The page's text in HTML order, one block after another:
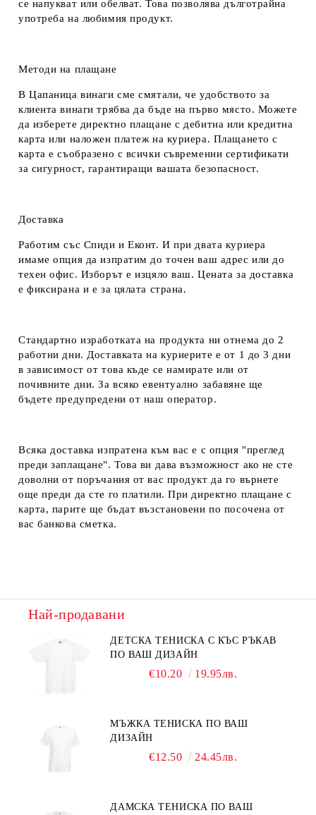
се напукват или обелват. Това позволява дълготрайна
употреба на любимия продукт.
Методи на плащане
В Цапаница винаги сме смятали, че удобството за
клиента винаги трябва да бъде на първо място. Можете
да изберете директно плащане с дебитна или кредитна
карта или наложен платеж на куриера. Плащането с
карта е съобразено с всички съвременни сертификати
за сигурност, гарантиращи вашата безопасност.
Доставка
Работим със Спиди и Еконт. И при двата куриера
имаме опция да изпратим до точен ваш адрес или до
техен офис. Изборът е изцяло ваш. Цената за доставка
е фиксирана и е за цялата страна.
Стандартно изработката на продукта ни отнема до 2
работни дни. Доставката на куриерите е от 1 до 3 дни
в зависимост от това къде се намирате или от
почивните дни. За всяко евентуално забавяне ще
бъдете предупредени от наш оператор.
Всяка доставка изпратена към вас е с опция "преглед
преди заплащане". Това ви дава възможност ако не сте
доволни от поръчания от вас продукт да го върнете
още преди да сте го платили. При директно плащане с
карта, парите ще бъдат възстановени по посочена от
вас банкова сметка.
Най-продавани
ДЕТСКА ТЕНИСКА С КЪС РЪКАВ
ПО ВАШ ДИЗАЙН
€10.20 19.95лв.
МЪЖКА ТЕНИСКА ПО ВАШ
ДИЗАЙН
€12.50 24.45лв.
ДАМСКА ТЕНИСКА ПО ВАШ